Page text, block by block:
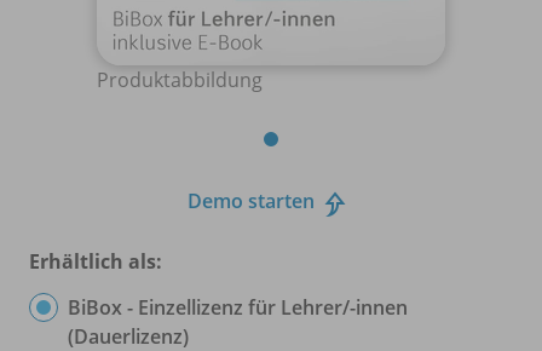
Produktabbildung
Demo starten
Erhältlich als:
BiBox - Einzellizenz für Lehrer/-innen
(Dauerlizenz)